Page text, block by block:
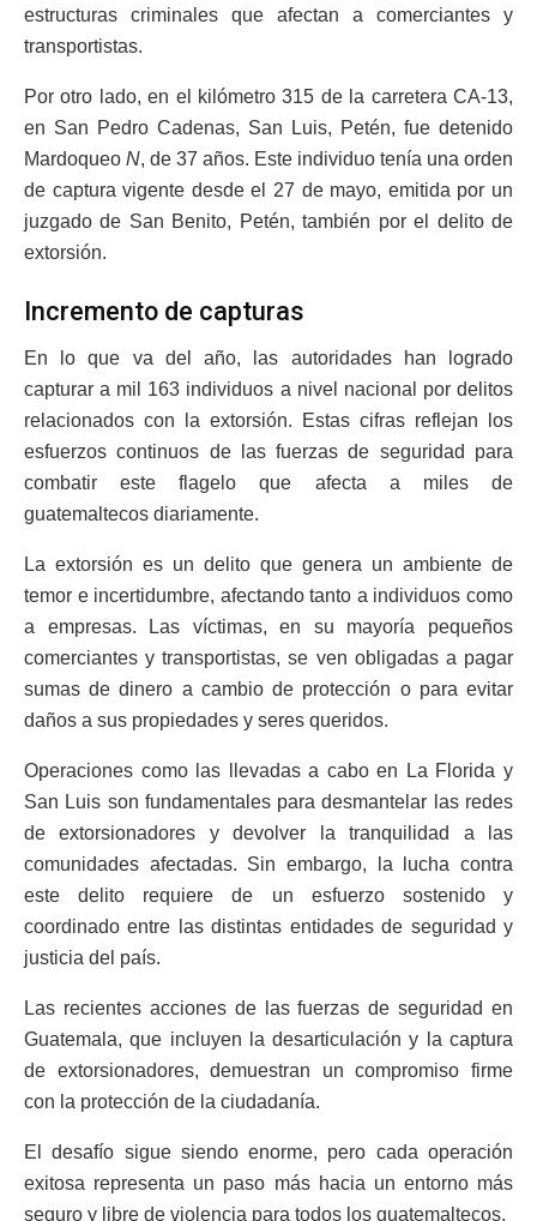
estructuras criminales que afectan a comerciantes y
transportistas.
Por otro lado, en el kilómetro 315 de la carretera CA-13,
en San Pedro Cadenas, San Luis, Petén, fue detenido
Mardoqueo N, de 37 años. Este individuo tenía una orden
de captura vigente desde el 27 de mayo, emitida por un
juzgado de San Benito, Petén, también por el delito de
extorsión.
Incremento de capturas
En lo que va del año, las autoridades han logrado
capturar a mil 163 individuos a nivel nacional por delitos
relacionados con la extorsión. Estas cifras reflejan los
esfuerzos continuos de las fuerzas de seguridad para
combatir este flagelo que afecta a miles de
guatemaltecos diariamente.
La extorsión es un delito que genera un ambiente de
temor e incertidumbre, afectando tanto a individuos como
a empresas. Las víctimas, en su mayoría pequeños
comerciantes y transportistas, se ven obligadas a pagar
sumas de dinero a cambio de protección o para evitar
daños a sus propiedades y seres queridos.
Operaciones como las llevadas a cabo en La Florida y
San Luis son fundamentales para desmantelar las redes
de extorsionadores y devolver la tranquilidad a las
comunidades afectadas. Sin embargo, la lucha contra
este delito requiere de un esfuerzo sostenido y
coordinado entre las distintas entidades de seguridad y
justicia del país.
Las recientes acciones de las fuerzas de seguridad en
Guatemala, que incluyen la desarticulación y la captura
de extorsionadores, demuestran un compromiso firme
con la protección de la ciudadanía.
El desafío sigue siendo enorme, pero cada operación
exitosa representa un paso más hacia un entorno más
seguro y libre de violencia para todos los guatemaltecos.